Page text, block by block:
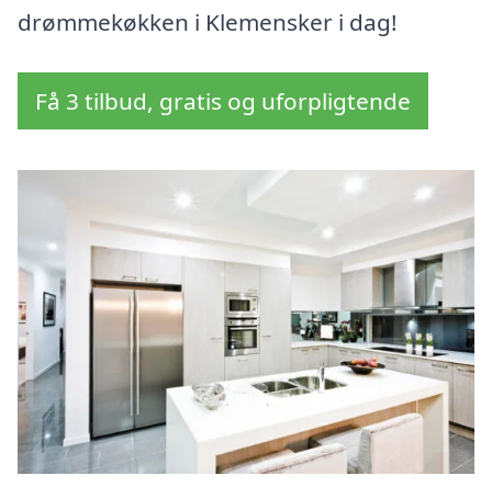
drømmekøkken i Klemensker i dag!
Få 3 tilbud, gratis og uforpligtende